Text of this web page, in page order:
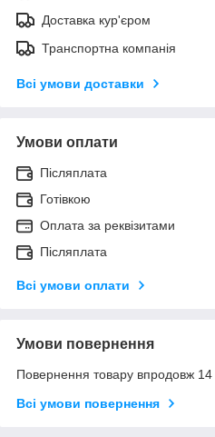
Доставка кур'єром
Транспортна компанія
Всі умови доставки
Умови оплати
Післяплата
Готівкою
Оплата за реквізитами
Післяплата
Всі умови оплати
Умови повернення
Повернення товару впродовж 14
Всі умови повернення